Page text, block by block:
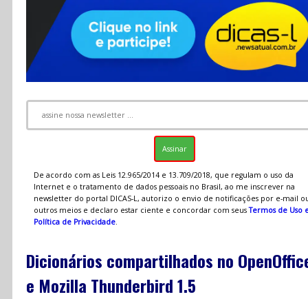
RSS
De acordo com as Leis 12.965/2014 e 13.709/2018, que regulam o uso da
Internet e o tratamento de dados pessoais no Brasil, ao me inscrever na
newsletter do portal DICAS-L, autorizo o envio de notificações por e-mail
outros meios e declaro estar ciente e concordar com seusTermos de Uso
Política de Privacidade.
Dicionários compartilhados no
e Mozilla Thunderbird 1.5